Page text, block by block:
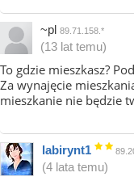
~pl 89.71.158.*
(13 lat temu)
To gdzie mieszkasz?
Za wynajęcie
mieszkanie nie będzie
labirynt1
(4 lata temu)